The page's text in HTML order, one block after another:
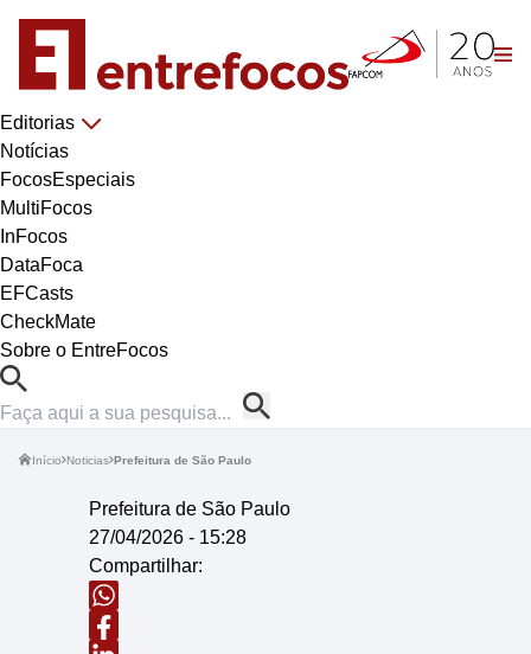
Editorias
Notícias
FocosEspeciais
MultiFocos
InFocos
DataFoca
EFCasts
CheckMate
Sobre o EntreFocos
Início Noticias Prefeitura de São Paulo
Prefeitura de São Paulo
27/04/2026 - 15:28
Compartilhar: